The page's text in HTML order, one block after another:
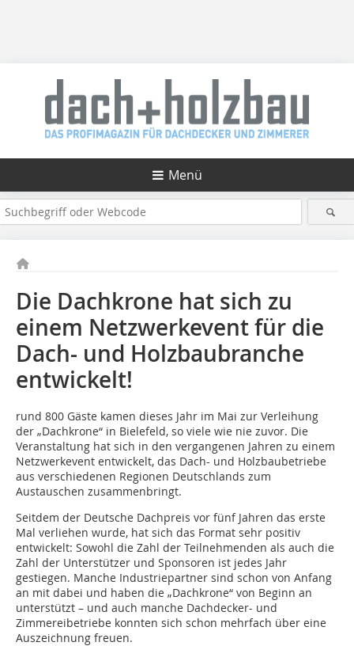
Menü
Die Dachkrone hat sich zu
einem Netzwerkevent für die
Dach- und Holzbaubranche
entwickelt!
rund 800 Gäste kamen dieses Jahr im Mai zur Verleihung
der ­„Dachkrone“ in Bielefeld, so viele wie nie zuvor. Die
Veranstaltung hat sich in den vergangenen Jahren zu einem
Netzwerkevent entwickelt, das Dach- und Holzbaubetriebe
aus verschiedenen Regionen Deutschlands zum
Austauschen zusammenbringt.
Seitdem der Deutsche Dachpreis vor fünf Jahren das erste
Mal verliehen wurde, hat sich das Format sehr positiv
entwickelt: Sowohl die Zahl der Teilnehmenden als auch die
Zahl der Unterstützer und Sponsoren ist jedes Jahr
gestiegen. Manche Industriepartner sind schon von Anfang
an mit dabei und haben die „Dachkrone“ von Beginn an
unterstützt – und auch manche Dachdecker- und
Zimmereibetriebe konnten sich schon mehrfach über eine
Auszeichnung freuen.